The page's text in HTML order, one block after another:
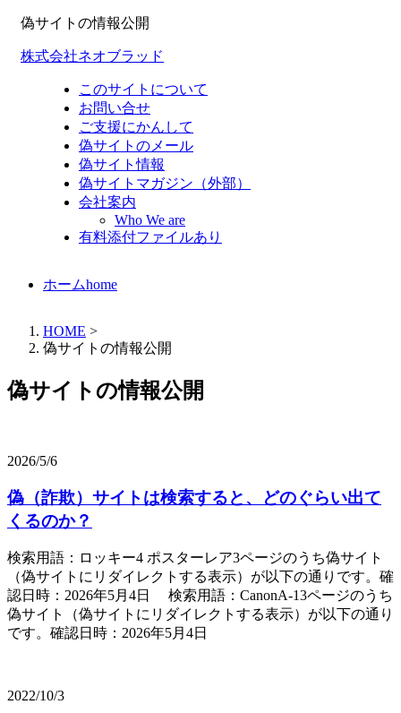
偽サイトの情報公開
株式会社ネオブラッド
このサイトについて
お問い合せ
ご支援にかんして
偽サイトのメール
偽サイト情報
偽サイトマガジン（外部）
会社案内
Who We are
有料添付ファイルあり
ホームhome
HOME >
偽サイトの情報公開
偽サイトの情報公開
2026/5/6
偽（詐欺）サイトは検索すると、どのぐらい出て
くるのか？
検索用語：ロッキー4 ポスターレア3ページのうち偽サイト
（偽サイトにリダイレクトする表示）が以下の通りです。確
認日時：2026年5月4日 検索用語：CanonA-13ページのうち
偽サイト（偽サイトにリダイレクトする表示）が以下の通り
です。確認日時：2026年5月4日
2022/10/3